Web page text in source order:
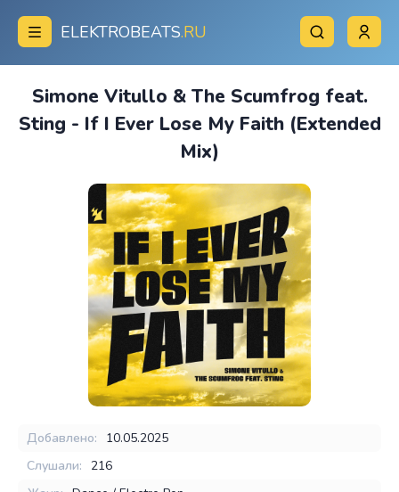
ELEKTROBEATS.RU
Simone Vitullo & The Scumfrog feat.
Sting - If I Ever Lose My Faith (Extended
Mix)
Добавлено:
10.05.2025
Слушали:
216